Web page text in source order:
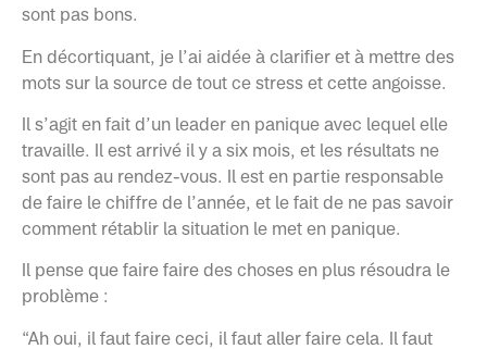
sont pas bons.
En décortiquant, je l’ai aidée à clarifier et à mettre des
mots sur la source de tout ce stress et cette angoisse.
Il s’agit en fait d’un leader en panique avec lequel elle
travaille. Il est arrivé il y a six mois, et les résultats ne
sont pas au rendez-vous. Il est en partie responsable
de faire le chiffre de l’année, et le fait de ne pas savoir
comment rétablir la situation le met en panique.
Il pense que faire faire des choses en plus résoudra le
problème :
“Ah oui, il faut faire ceci, il faut aller faire cela. Il faut